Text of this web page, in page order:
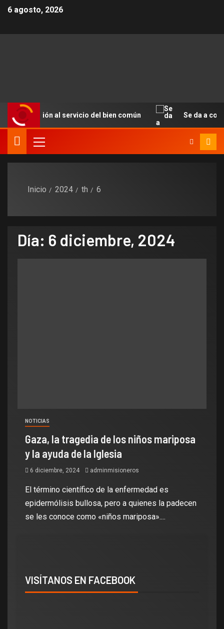
6 agosto, 2026
al servicio del bien común Se da a
Inicio 2024 th 6
Día: 6 diciembre, 2024
NOTICIAS
Gaza, la tragedia de los niños mariposa
y la ayuda de la Iglesia
6 diciembre, 2024 adminmisioneros
El término científico de la enfermedad es
epidermólisis bullosa, pero a quienes la padecen
se les conoce como «niños mariposa»....
VISÍTANOS EN FACEBOOK